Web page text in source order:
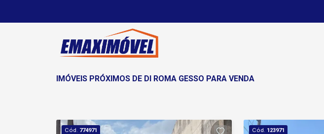
IMÓVEIS PRÓXIMOS DE DI ROMA GESSO PARA VENDA
Cód. 774971 Cód. 123971